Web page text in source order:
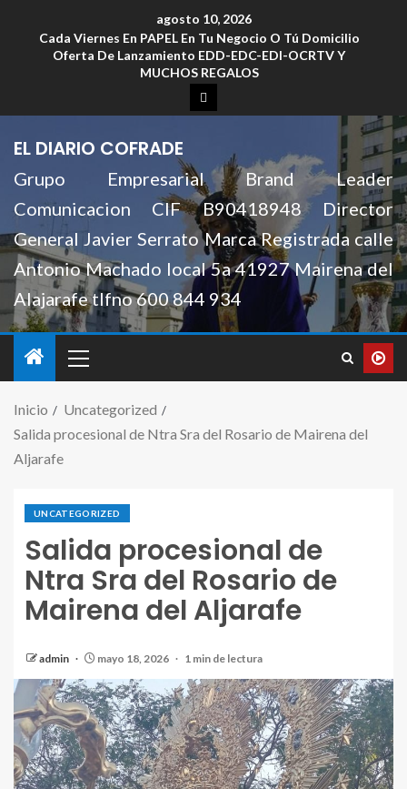
agosto 10, 2026
Cada Viernes En PAPEL En Tu Negocio O Tú Domicilio
Oferta De Lanzamiento EDD-EDC-EDI-OCRTV Y
MUCHOS REGALOS
EL DIARIO COFRADE
Grupo Empresarial Brand Leader
Comunicacion CIF B90418948 Director
General Javier Serrato Marca Registrada calle
Antonio Machado local 5a 41927 Mairena del
Alajarafe tlfno 600 844 934
Inicio
Uncategorized
Salida procesional de Ntra Sra del Rosario de Mairena del
Aljarafe
UNCATEGORIZED
Salida procesional de
Ntra Sra del Rosario de
Mairena del Aljarafe
admin mayo 18, 2026 1 min de lectura